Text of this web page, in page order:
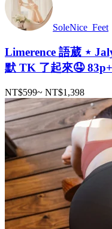
SoleNice_Feet
Limerence 語葳 ⋆
默 TK 了起來🤤
NT$599~ NT$1,398